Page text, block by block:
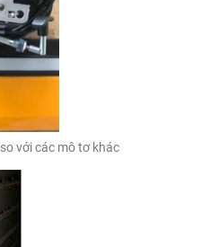
với các mô tơ khác